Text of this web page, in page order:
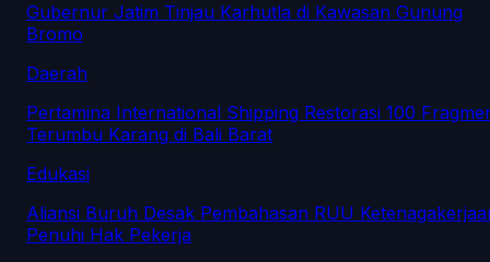
Gubernur Jatim Tinjau Karhutla di Kawasan Gunung
Bromo
Daerah
Pertamina International Shipping Restorasi 100
Terumbu Karang di Bali Barat
Edukasi
Aliansi Buruh Desak Pembahasan RUU
Penuhi Hak Pekerja